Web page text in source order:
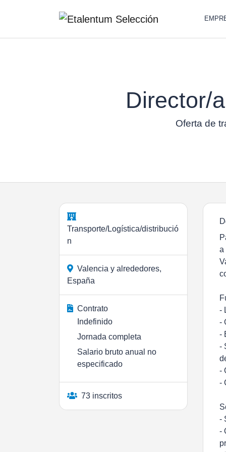
Director/
Oferta de
Transporte/Logística/distribució
n
Valencia y alrededores,
España
Contrato
Indefinido
Jornada completa
Salario bruto anual no
especificado
73 inscritos
a
-
-
-
-
-
-
-
-